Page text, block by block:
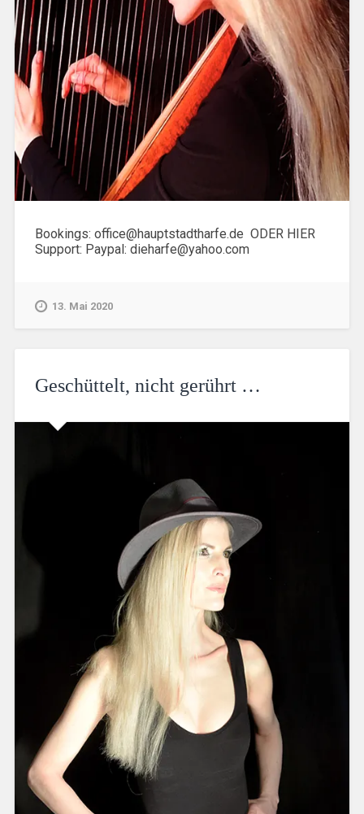
Bookings: office@hauptstadtharfe.de ODER HIER
Support: Paypal: dieharfe@yahoo.com
13. Mai 2020
Geschüttelt, nicht gerührt …